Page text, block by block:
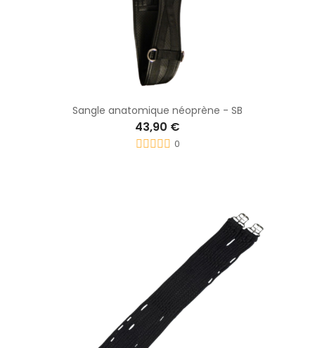
Sangle anatomique néoprène - SB
43,90 €
0